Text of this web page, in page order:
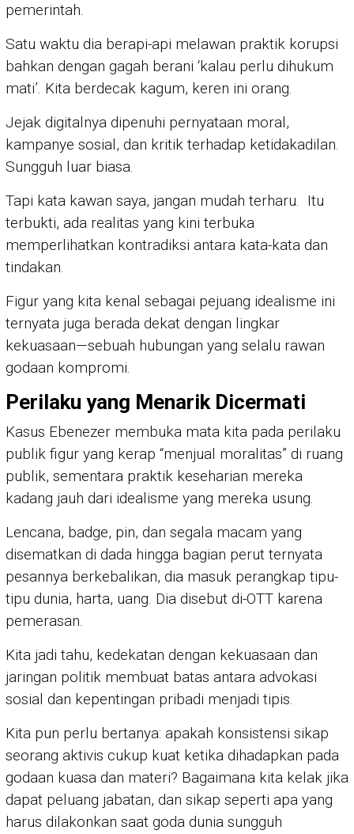
pemerintah.
Satu waktu dia berapi-api melawan praktik korupsi
bahkan dengan gagah berani ‘kalau perlu dihukum
mati’. Kita berdecak kagum, keren ini orang.
Jejak digitalnya dipenuhi pernyataan moral,
kampanye sosial, dan kritik terhadap ketidakadilan.
Sungguh luar biasa.
Tapi kata kawan saya, jangan mudah terharu. Itu
terbukti, ada realitas yang kini terbuka
memperlihatkan kontradiksi antara kata-kata dan
tindakan.
Figur yang kita kenal sebagai pejuang idealisme ini
ternyata juga berada dekat dengan lingkar
kekuasaan—sebuah hubungan yang selalu rawan
godaan kompromi.
Perilaku yang Menarik Dicermati
Kasus Ebenezer membuka mata kita pada perilaku
publik figur yang kerap “menjual moralitas” di ruang
publik, sementara praktik keseharian mereka
kadang jauh dari idealisme yang mereka usung.
Lencana, badge, pin, dan segala macam yang
disematkan di dada hingga bagian perut ternyata
pesannya berkebalikan, dia masuk perangkap tipu-
tipu dunia, harta, uang. Dia disebut di-OTT karena
pemerasan.
Kita jadi tahu, kedekatan dengan kekuasaan dan
jaringan politik membuat batas antara advokasi
sosial dan kepentingan pribadi menjadi tipis.
Kita pun perlu bertanya: apakah konsistensi sikap
seorang aktivis cukup kuat ketika dihadapkan pada
godaan kuasa dan materi? Bagaimana kita kelak jika
dapat peluang jabatan, dan sikap seperti apa yang
harus dilakonkan saat goda dunia sungguh